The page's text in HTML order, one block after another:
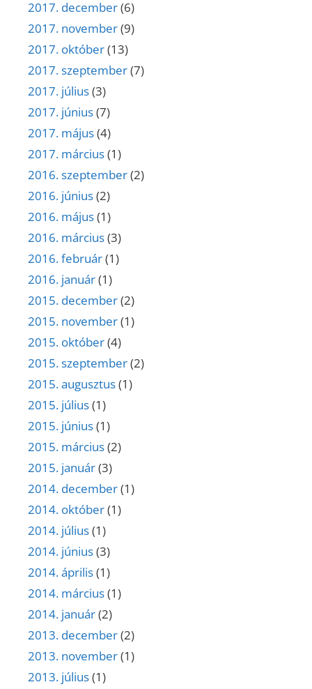
2017. december(6)
2017. november(9)
2017. október(13)
2017. szeptember(7)
2017. július(3)
2017. június(7)
2017. május(4)
2017. március(1)
2016. szeptember(2)
2016. június(2)
2016. május(1)
2016. március(3)
2016. február(1)
2016. január(1)
2015. december(2)
2015. november(1)
2015. október(4)
2015. szeptember(2)
2015. augusztus(1)
2015. július(1)
2015. június(1)
2015. március(2)
2015. január(3)
2014. december(1)
2014. október(1)
2014. július(1)
2014. június(3)
2014. április(1)
2014. március(1)
2014. január(2)
2013. december(2)
2013. november(1)
2013. július(1)